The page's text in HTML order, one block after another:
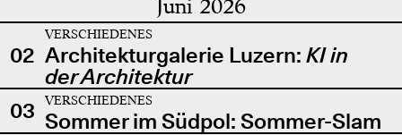
Juni 2026
02
VERSCHIEDENES
Architekturgalerie Luzern: KI in
der Architektur
03
VERSCHIEDENES
Sommer im Südpol: Sommer-Slam